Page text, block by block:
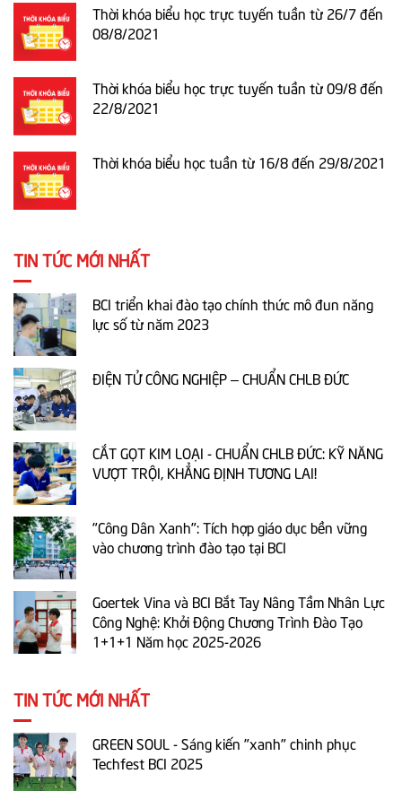
Thời khóa biểu học trực tuyến tuần từ 26/7 đến
08/8/2021
Thời khóa biểu học trực tuyến tuần từ 09/8 đến
22/8/2021
Thời khóa biểu học tuần từ 16/8 đến 29/8/2021
TIN TỨC MỚI NHẤT
BCI triển khai đào tạo chính thức mô đun năng
lực số từ năm 2023
ĐIỆN TỬ CÔNG NGHIỆP – CHUẨN CHLB ĐỨC
CẮT GỌT KIM LOẠI - CHUẨN CHLB ĐỨC: KỸ NĂNG
VƯỢT TRỘI, KHẲNG ĐỊNH TƯƠNG LAI!
"Công Dân Xanh": Tích hợp giáo dục bền vững
vào chương trình đào tạo tại BCI
Goertek Vina và BCI Bắt Tay Nâng Tầm Nhân Lực
Công Nghệ: Khởi Động Chương Trình Đào Tạo
1+1+1 Năm học 2025-2026
TIN TỨC MỚI NHẤT
GREEN SOUL - Sáng kiến "xanh" chinh phục
Techfest BCI 2025